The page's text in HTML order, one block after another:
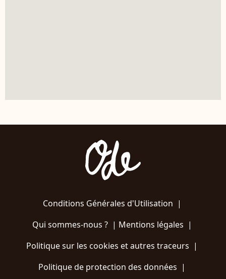
Conditions Générales d'Utilisation |
Qui sommes-nous ?| Mentions légales |
Politique sur les cookies et autres traceurs |
Politique de protection des données |